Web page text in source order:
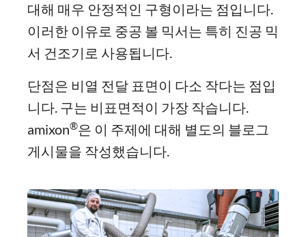
대해 매우 안정적인 구형이라는 점입니다.
이러한 이유로 중공 볼 믹서는 특히 진공 믹
서 건조기로 사용됩니다.
단점은 비열 전달 표면이 다소 작다는 점입
니다. 구는 비표면적이 가장 작습니다.
amixon®은 이 주제에 대해 별도의 블로그
게시물을 작성했습니다.